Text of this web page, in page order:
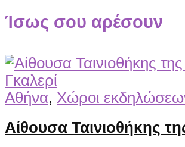
Ίσως σου αρέσουν
Γκαλερί
Αθήνα, Χώροι
Αίθουσα Ταινιοθήκης